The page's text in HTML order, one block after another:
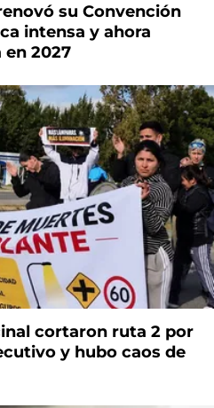
su Convención
intensa y ahora
en 2027
cortaron ruta 2 por
y hubo caos de